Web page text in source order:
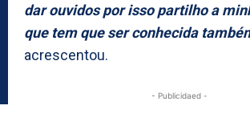
dar ouvidos por isso partilho a
que tem que ser conhecida
acrescentou.
- Publicidaed -